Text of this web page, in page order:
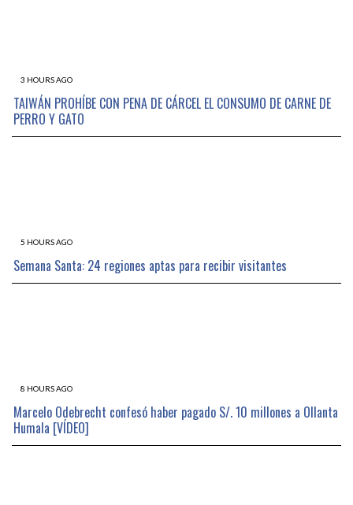
3 HOURS AGO
TAIWÁN PROHÍBE CON PENA DE CÁRCEL EL CONSUMO DE CARNE DE
PERRO Y GATO
5 HOURS AGO
Semana Santa: 24 regiones aptas para recibir visitantes
8 HOURS AGO
Marcelo Odebrecht confesó haber pagado S/. 10 millones a Ollanta
Humala [VÍDEO]